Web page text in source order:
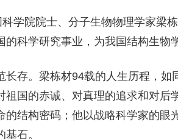
学院院士、分子生物物理学家梁
的科学研究事业，为我国结构生物
长存。梁栋材94载的人生历程，
祖国的赤诚、对真理的追求和对后
的结构密码；他以战略科学家的眼
石。